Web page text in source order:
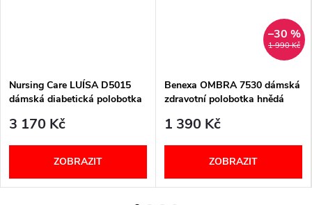
Nursing Care LUÍSA D5015
dámská diabetická polobotka
3 170 Kč
ZOBRAZIT
1 990 Kč
–30 %
Benexa OMBRA 7530 dámská
zdravotní polobotka hnědá
1 390 Kč
ZOBRAZIT